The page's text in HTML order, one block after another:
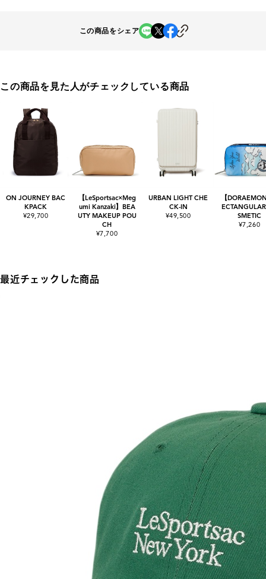
この商品をシェア
この商品を見た人がチェックしている商品
ON JOURNEY BAC
KPACK
¥29,700
【LeSportsac×Meg
umi Kanzaki】BEA
UTY MAKEUP POU
CH
¥7,700
URBAN LIGHT CHE
CK-IN
¥49,500
【
SMETIC
¥7,260
最近チェックした商品